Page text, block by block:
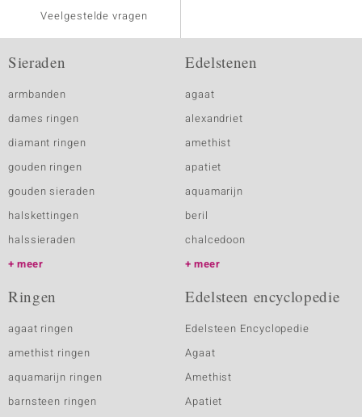
Veelgestelde vragen
Sieraden
armbanden
dames ringen
diamant ringen
gouden ringen
gouden sieraden
halskettingen
halssieraden
meer
Edelstenen
agaat
alexandriet
amethist
apatiet
aquamarijn
beril
chalcedoon
meer
Ringen
agaat ringen
amethist ringen
aquamarijn ringen
barnsteen ringen
Edelsteen encyclopedie
Edelsteen Encyclopedie
Agaat
Amethist
Apatiet